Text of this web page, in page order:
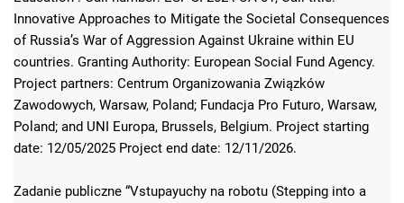
Innovative Approaches to Mitigate the Societal Consequences
of Russia’s War of Aggression Against Ukraine within EU
countries. Granting Authority: European Social Fund Agency.
Project partners: Centrum Organizowania Związków
Zawodowych, Warsaw, Poland; Fundacja Pro Futuro, Warsaw,
Poland; and UNI Europa, Brussels, Belgium. Project starting
date: 12/05/2025 Project end date: 12/11/2026.
Zadanie publiczne “Vstupayuchy na robotu (Stepping into a